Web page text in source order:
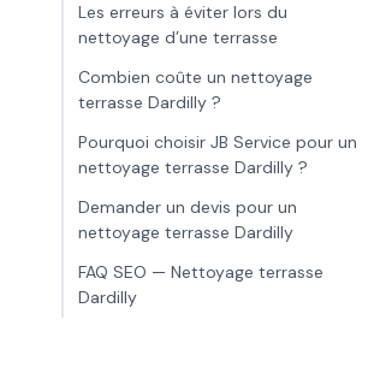
Les erreurs à éviter lors du
nettoyage d’une terrasse
Combien coûte un nettoyage
terrasse Dardilly ?
Pourquoi choisir JB Service pour un
nettoyage terrasse Dardilly ?
Demander un devis pour un
nettoyage terrasse Dardilly
FAQ SEO — Nettoyage terrasse
Dardilly